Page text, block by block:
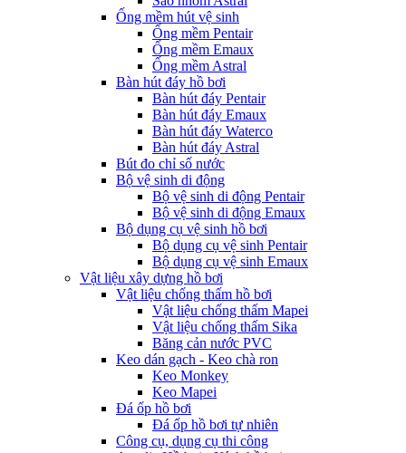
Ống mềm hút vệ sinh
Ống mềm Pentair
Ống mềm Emaux
Ống mềm Astral
Bàn hút đáy hồ bơi
Bàn hút đáy Pentair
Bàn hút đáy Emaux
Bàn hút đáy Waterco
Bàn hút đáy Astral
Bút đo chỉ số nước
Bộ vệ sinh di động
Bộ vệ sinh di động Pentair
Bộ vệ sinh di động Emaux
Bộ dụng cụ vệ sinh hồ bơi
Bộ dụng cụ vệ sinh Pentair
Bộ dụng cụ vệ sinh Emaux
Vật liệu xây dựng hồ bơi
Vật liệu chống thấm hồ bơi
Vật liệu chống thấm Mapei
Vật liệu chống thấm Sika
Băng cản nước PVC
Keo dán gạch - Keo chà ron
Keo Monkey
Keo Mapei
Đá ốp hồ bơi
Đá ốp hồ bơi tự nhiên
Công cụ, dụng cụ thi công